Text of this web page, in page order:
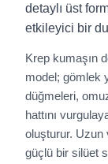
detaylı üst
etkileyici bir
Krep kumaşın
model; gömlek
düğmeleri,
hattını
oluşturur. Uzun
güçlü bir silüet